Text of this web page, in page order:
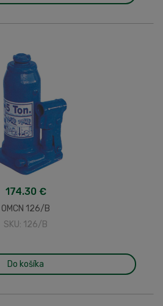
174.30 €
OMCN 126/B
SKU: 126/B
Do košíka